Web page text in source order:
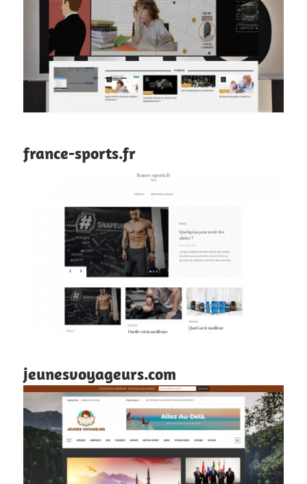
france-sports.fr
jeunesvoyageurs.com